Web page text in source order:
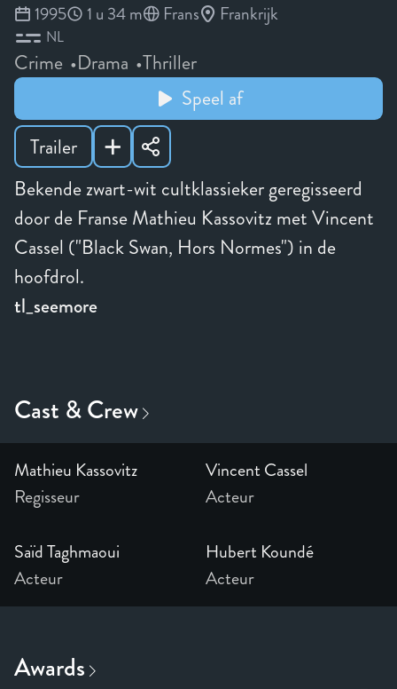
Bekende zwart-wit cultklassieker geregisseerd
door de Franse Mathieu Kassovitz met Vincent
Cassel ("Black Swan, Hors Normes") in de
hoofdrol.
tl_seemore
1995 1 u 34 m Frans Frankrijk
NL
Crime Drama Thriller
Speel af
Trailer
Mathieu Kassovitz
Regisseur
Vincent Cassel
Acteur
Saïd Taghmaoui
Acteur
Hubert Koundé
Acteur